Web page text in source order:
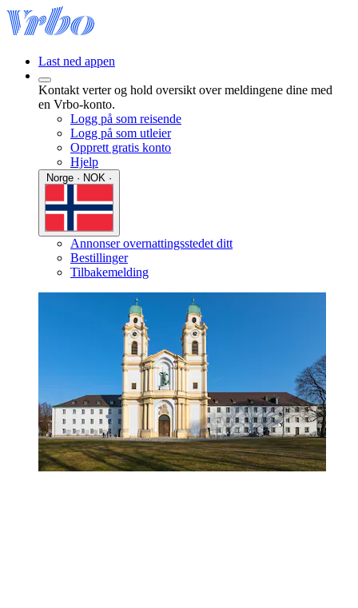
Last ned appen
Kontakt verter og hold oversikt over meldingene dine med
en Vrbo-konto.
Logg på som reisende
Logg på som utleier
Opprett gratis konto
Hjelp
Annonser overnattingsstedet ditt
Bestillinger
Tilbakemelding